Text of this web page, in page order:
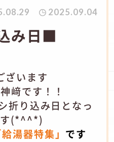
2025.09.04
み日■
ざいます
﨑です！！
折り込み日となっ
(*^^*)
給湯器特集」 です